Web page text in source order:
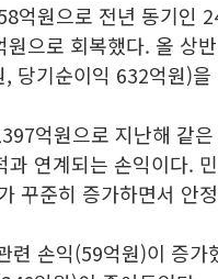
억원으로 전년 동기인
으로 회복했다. 올 상
당기순이익 632억원)을
억원으로 지난해 같
연계되는 손익이다.
꾸준히 증가하면서 안
련 손익(59억원)이 증가